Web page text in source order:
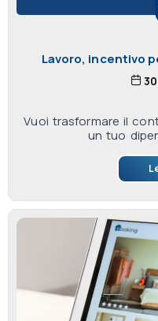
Lavoro, incentivo
Vuoi trasformare il
un tuo